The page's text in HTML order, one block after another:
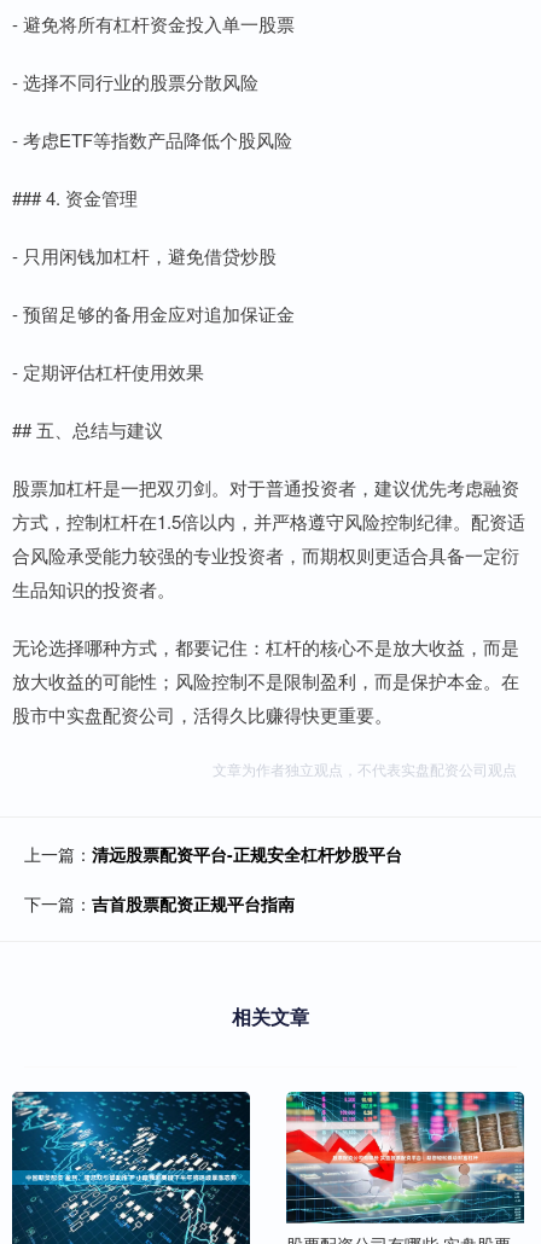
- 避免将所有杠杆资金投入单一股票
- 选择不同行业的股票分散风险
- 考虑ETF等指数产品降低个股风险
### 4. 资金管理
- 只用闲钱加杠杆，避免借贷炒股
- 预留足够的备用金应对追加保证金
- 定期评估杠杆使用效果
## 五、总结与建议
股票加杠杆是一把双刃剑。对于普通投资者，建议优先考虑融资
方式，控制杠杆在1.5倍以内，并严格遵守风险控制纪律。配资适
合风险承受能力较强的专业投资者，而期权则更适合具备一定衍
生品知识的投资者。
无论选择哪种方式，都要记住：杠杆的核心不是放大收益，而是
放大收益的可能性；风险控制不是限制盈利，而是保护本金。在
股市中实盘配资公司，活得久比赚得快更重要。
文章为作者独立观点，不代表实盘配资公司观点
上一篇： 清远股票配资平台-正规安全杠杆炒股平台
下一篇： 吉首股票配资正规平台指南
相关文章